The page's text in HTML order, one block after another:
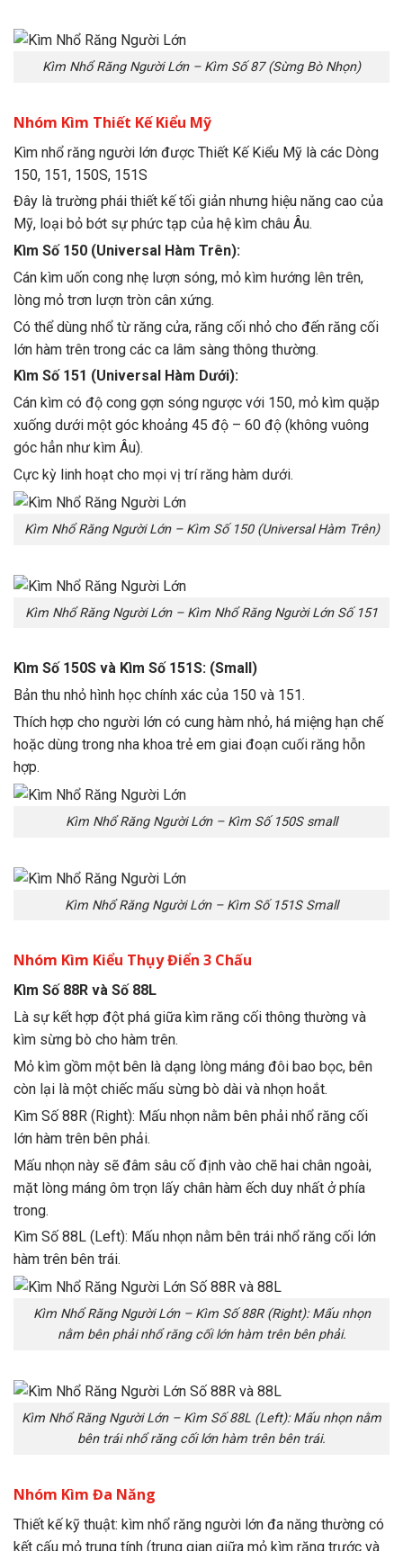
Kìm Nhổ Răng Người Lớn – Kìm Số 87 (Sừng Bò Nhọn)
Nhóm Kìm Thiết Kế Kiểu Mỹ
Kìm nhổ răng người lớn được Thiết Kế Kiểu Mỹ là các Dòng
150, 151, 150S, 151S
Đây là trường phái thiết kế tối giản nhưng hiệu năng cao của
Mỹ, loại bỏ bớt sự phức tạp của hệ kìm châu Âu.
Kìm Số 150 (Universal Hàm Trên):
Cán kìm uốn cong nhẹ lượn sóng, mỏ kìm hướng lên trên,
lòng mỏ trơn lượn tròn cân xứng.
Có thể dùng nhổ từ răng cửa, răng cối nhỏ cho đến răng cối
lớn hàm trên trong các ca lâm sàng thông thường.
Kìm Số 151 (Universal Hàm Dưới):
Cán kìm có độ cong gợn sóng ngược với 150, mỏ kìm quặp
xuống dưới một góc khoảng 45 độ – 60 độ (không vuông
góc hẳn như kìm Âu).
Cực kỳ linh hoạt cho mọi vị trí răng hàm dưới.
Kìm Nhổ Răng Người Lớn – Kìm Số 150 (Universal Hàm Trên)
Kìm Nhổ Răng Người Lớn – Kìm Nhổ Răng Người Lớn Số 151
Kìm Số 150S và Kìm Số 151S: (Small)
Bản thu nhỏ hình học chính xác của 150 và 151.
Thích hợp cho người lớn có cung hàm nhỏ, há miệng hạn chế
hoặc dùng trong nha khoa trẻ em giai đoạn cuối răng hỗn
hợp.
Kìm Nhổ Răng Người Lớn – Kìm Số 150S small
Kìm Nhổ Răng Người Lớn – Kìm Số 151S Small
Nhóm Kìm Kiểu Thụy Điển 3 Chấu
Kìm Số 88R và Số 88L
Là sự kết hợp đột phá giữa kìm răng cối thông thường và
kìm sừng bò cho hàm trên.
Mỏ kìm gồm một bên là dạng lòng máng đôi bao bọc, bên
còn lại là một chiếc mấu sừng bò dài và nhọn hoắt.
Kìm Số 88R (Right): Mấu nhọn nằm bên phải nhổ răng cối
lớn hàm trên bên phải.
Mấu nhọn này sẽ đâm sâu cố định vào chẽ hai chân ngoài,
mặt lòng máng ôm trọn lấy chân hàm ếch duy nhất ở phía
trong.
Kìm Số 88L (Left): Mấu nhọn nằm bên trái nhổ răng cối lớn
hàm trên bên trái.
Kìm Nhổ Răng Người Lớn – Kìm Số 88R (Right): Mấu nhọn
nằm bên phải nhổ răng cối lớn hàm trên bên phải.
Kìm Nhổ Răng Người Lớn – Kìm Số 88L (Left): Mấu nhọn nằm
bên trái nhổ răng cối lớn hàm trên bên trái.
Nhóm Kìm Đa Năng
Thiết kế kỹ thuật: kìm nhổ răng người lớn đa năng thường có
kết cấu mỏ trung tính (trung gian giữa mỏ kìm răng trước và